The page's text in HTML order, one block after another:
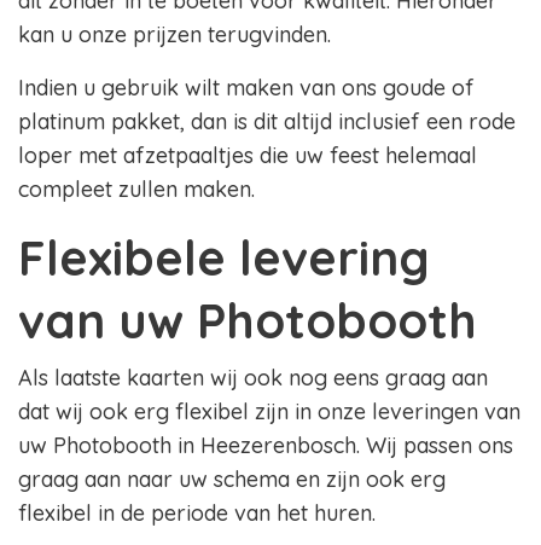
kan u onze prijzen terugvinden.
Indien u gebruik wilt maken van ons goude of
platinum pakket, dan is dit altijd inclusief een rode
loper met afzetpaaltjes die uw feest helemaal
compleet zullen maken.
Flexibele levering
van uw Photobooth
Als laatste kaarten wij ook nog eens graag aan
dat wij ook erg flexibel zijn in onze leveringen van
uw Photobooth in Heezerenbosch. Wij passen ons
graag aan naar uw schema en zijn ook erg
flexibel in de periode van het huren.